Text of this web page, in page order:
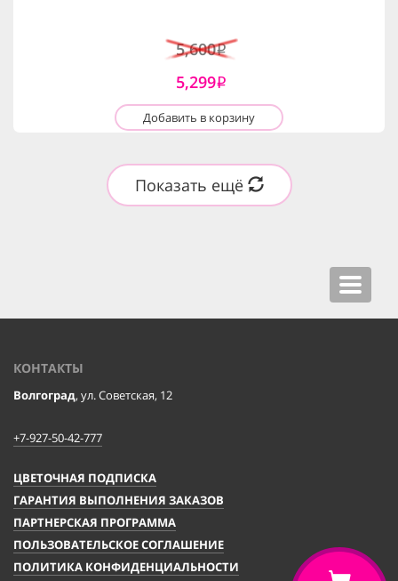
5,600i
5,299i
Добавить в корзину
Показать ещё
Toggle
КОНТАКТЫ
Волгоград, ул. Советская, 12
+7-927-50-42-777
ЦВЕТОЧНАЯ ПОДПИСКА
ГАРАНТИЯ ВЫПОЛНЕНИЯ ЗАКАЗОВ
ПАРТНЕРСКАЯ ПРОГРАММА
ПОЛЬЗОВАТЕЛЬСКОЕ СОГЛАШЕНИЕ
ПОЛИТИКА КОНФИДЕНЦИАЛЬНОСТИ